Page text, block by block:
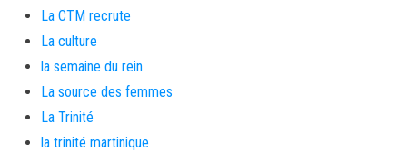
La CTM recrute
La culture
la semaine du rein
La source des femmes
La Trinité
la trinité martinique